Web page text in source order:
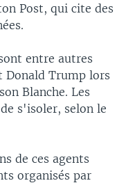
Post, qui cite des
entre autres
Donald Trump lors
Blanche. Les
s'isoler, selon le
de ces agents
organisés par